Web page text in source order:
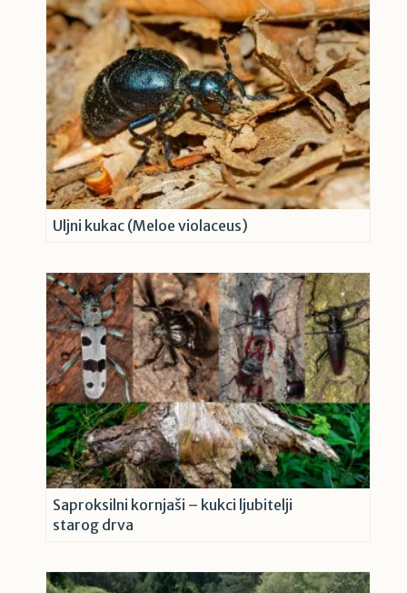
Uljni kukac (Meloe violaceus)
Saproksilni kornjaši – kukci ljubitelji
starog drva